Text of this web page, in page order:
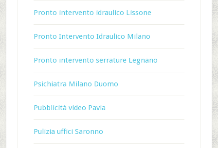
Pronto intervento idraulico Lissone
Pronto Intervento Idraulico Milano
Pronto intervento serrature Legnano
Psichiatra Milano Duomo
Pubblicità video Pavia
Pulizia uffici Saronno